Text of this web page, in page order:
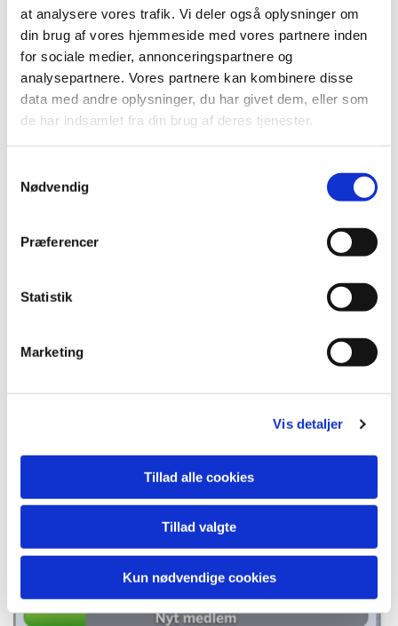
at analysere vores trafik. Vi deler også oplysninger om
din brug af vores hjemmeside med vores partnere inden
for sociale medier, annonceringspartnere og
analysepartnere. Vores partnere kan kombinere disse
data med andre oplysninger, du har givet dem, eller som
de har indsamlet fra din brug af deres tjenester.
Nødvendig
Præferencer
Statistik
Marketing
Vis detaljer
Tillad alle cookies
Tillad valgte
Kun nødvendige cookies
Herons heppeselskab